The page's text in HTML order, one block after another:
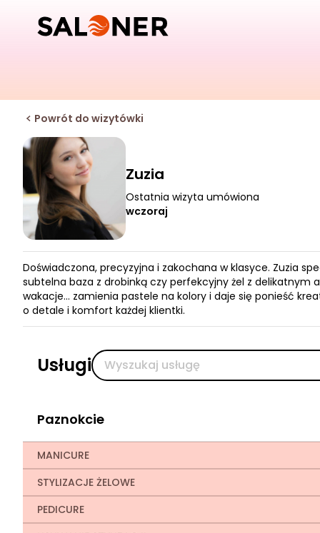
Powrót do wizytówki
Zuzia
Ostatnia wizyta umówiona
wczoraj
Doświadczona, precyzyjna i zakochana w klasyce. Zuzia
subtelna baza z drobinką czy perfekcyjny żel z delikatnym
wakacje... zamienia pastele na kolory i daje się ponieść
o detale i komfort każdej klientki.
Usługi
Paznokcie
MANICURE
STYLIZACJE ŻELOWE
PEDICURE